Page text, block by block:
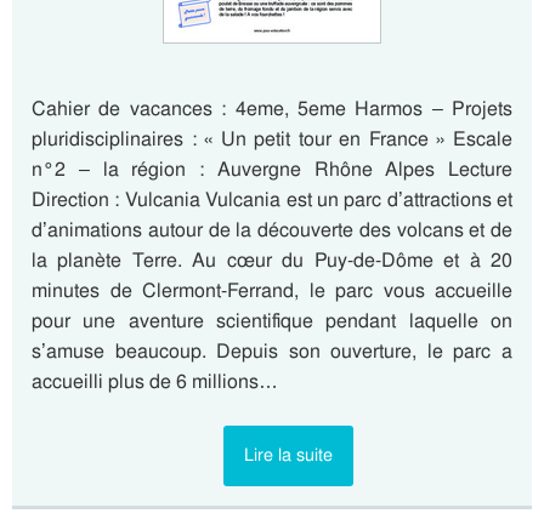
Cahier de vacances : 4eme, 5eme Harmos – Projets
pluridisciplinaires : « Un petit tour en France » Escale
n°2 – la région : Auvergne Rhône Alpes Lecture
Direction : Vulcania Vulcania est un parc d’attractions et
d’animations autour de la découverte des volcans et de
la planète Terre. Au cœur du Puy-de-Dôme et à 20
minutes de Clermont-Ferrand, le parc vous accueille
pour une aventure scientifique pendant laquelle on
s’amuse beaucoup. Depuis son ouverture, le parc a
accueilli plus de 6 millions…
Lire la suite